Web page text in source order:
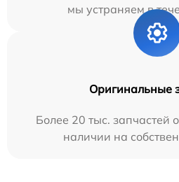
мы устраняем в
Оригинальные
Более 20 тыс. запчастей
наличии на